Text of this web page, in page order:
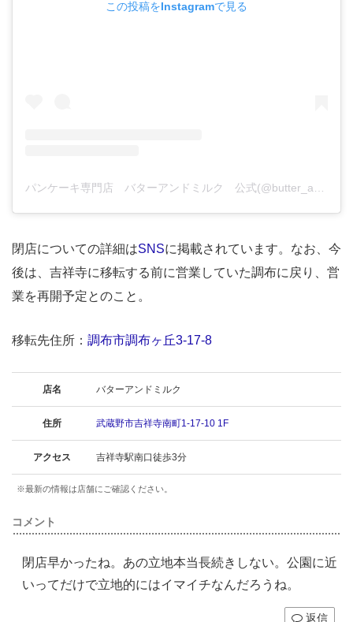
この投稿をInstagramで見る
閉店についての詳細はSNSに掲載されています。なお、今
後は、吉祥寺に移転する前に営業していた調布に戻り、営
業を再開予定とのこと。
移転先住所： 調布市調布ヶ丘3-17-8
店名 バターアンドミルク
住所 武蔵野市吉祥寺南町1-17-10 1F
アクセス 吉祥寺駅南口徒歩3分
※最新の情報は店舗にご確認ください。
コメント
閉店早かったね。あの立地本当長続きしない。公園に近
いってだけで立地的にはイマイチなんだろうね。
返信